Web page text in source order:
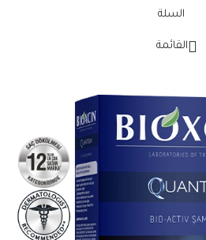
السلة
القائمة